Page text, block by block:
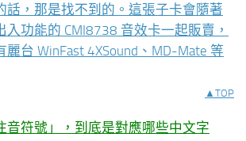
話，那是找不到的。這張子卡會隨著
入功能的 CMI8738 音效卡一起販賣，
麗台 WinFast 4XSound、MD-Mate 等
▲TOP
音符號」，到底是對應哪些中文字